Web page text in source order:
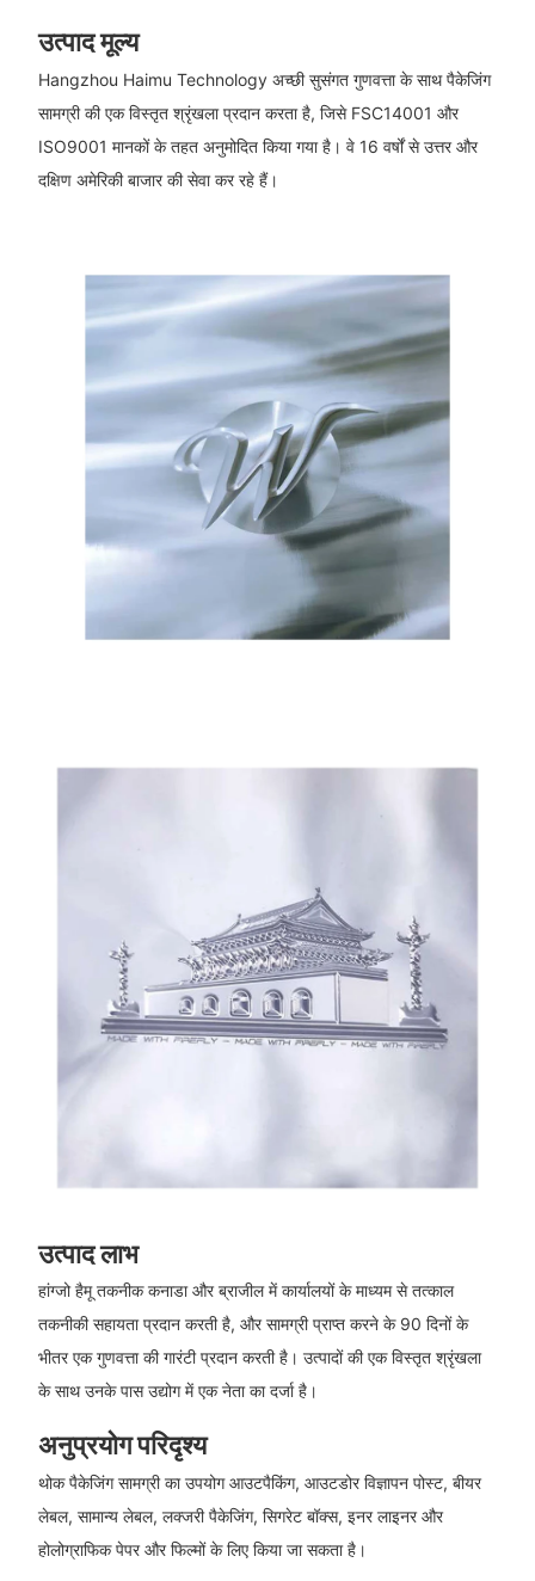
उत्पाद मूल्य
Hangzhou Haimu Technology अच्छी सुसंगत गुणवत्ता के साथ पैकेजिंग
सामग्री की एक विस्तृत श्रृंखला प्रदान करता है, जिसे FSC14001 और
ISO9001 मानकों के तहत अनुमोदित किया गया है। वे 16 वर्षों से उत्तर और
दक्षिण अमेरिकी बाजार की सेवा कर रहे हैं।
उत्पाद लाभ
हांग्जो हैमू तकनीक कनाडा और ब्राजील में कार्यालयों के माध्यम से तत्काल
तकनीकी सहायता प्रदान करती है, और सामग्री प्राप्त करने के 90 दिनों के
भीतर एक गुणवत्ता की गारंटी प्रदान करती है। उत्पादों की एक विस्तृत श्रृंखला
के साथ उनके पास उद्योग में एक नेता का दर्जा है।
अनुप्रयोग परिदृश्य
थोक पैकेजिंग सामग्री का उपयोग आउटपैकिंग, आउटडोर विज्ञापन पोस्ट, बीयर
लेबल, सामान्य लेबल, लक्जरी पैकेजिंग, सिगरेट बॉक्स, इनर लाइनर और
होलोग्राफिक पेपर और फिल्मों के लिए किया जा सकता है।